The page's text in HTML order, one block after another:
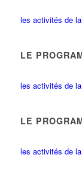
les activités de
LE
les activités de
LE
les activités de